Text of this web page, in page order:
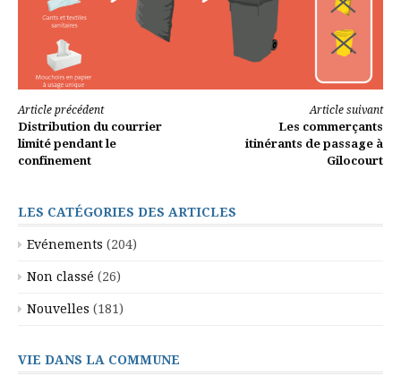
Lire
la
Article précédent
Distribution du courrier
limité pendant le
confinement
Article suivant
Les commerçants
itinérants de passage à
Gilocourt
LES CATÉGORIES DES ARTICLES
Evénements (204)
Non classé (26)
Nouvelles (181)
VIE DANS LA COMMUNE